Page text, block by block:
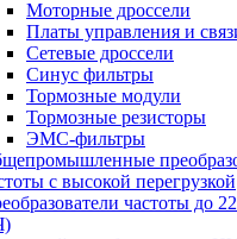
Моторные дроссели
Платы управления и
Сетевые дроссели
Синус фильтры
Тормозные модули
Тормозные резисторы
ЭМС-фильтры
с высокой перегрузкой
частоты до